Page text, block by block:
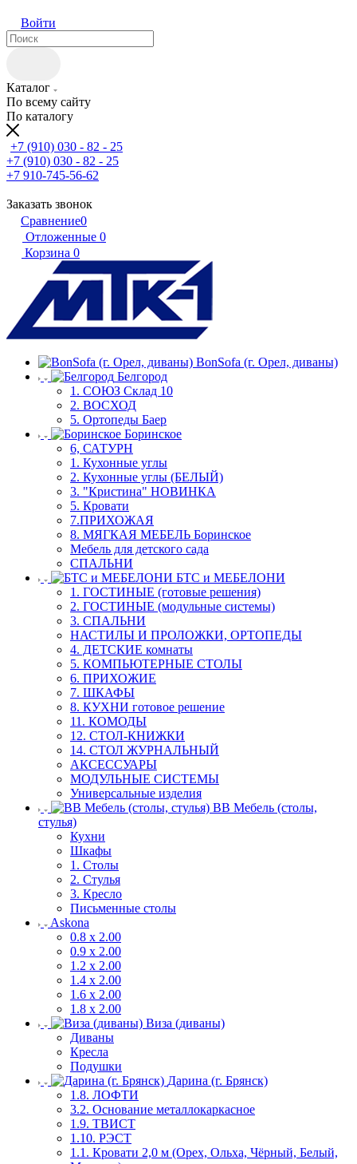
Войти
Каталог
По всему сайту
По каталогу
+7 (910) 030 - 82 - 25
+7 (910) 030 - 82 - 25
+7 910-745-56-62
Заказать звонок
Сравнение0
Отложенные 0
Корзина 0
BonSofa (г. Орел, диваны)
Белгород
1. СОЮЗ Склад 10
2. ВОСХОД
5. Ортопеды Баер
Боринское
6, САТУРН
1. Кухонные углы
2. Кухонные углы (БЕЛЫЙ)
3. "Кристина" НОВИНКА
5. Кровати
7.ПРИХОЖАЯ
8. МЯГКАЯ МЕБЕЛЬ Боринское
Мебель для детского сада
СПАЛЬНИ
БТС и МЕБЕЛОНИ
1. ГОСТИНЫЕ (готовые решения)
2. ГОСТИНЫЕ (модульные системы)
3. СПАЛЬНИ
НАСТИЛЫ И ПРОЛОЖКИ, ОРТОПЕДЫ
4. ДЕТСКИЕ комнаты
5. КОМПЬЮТЕРНЫЕ СТОЛЫ
6. ПРИХОЖИЕ
7. ШКАФЫ
8. КУХНИ готовое решение
11. КОМОДЫ
12. СТОЛ-КНИЖКИ
14. СТОЛ ЖУРНАЛЬНЫЙ
АКСЕССУАРЫ
МОДУЛЬНЫЕ СИСТЕМЫ
Универсальные изделия
ВВ Мебель (столы,
стулья)
Кухни
Шкафы
1. Столы
2. Стулья
3. Кресло
Письменные столы
Askona
0.8 х 2.00
0.9 х 2.00
1.2 х 2.00
1.4 х 2.00
1.6 х 2.00
1.8 х 2.00
Виза (диваны)
Диваны
Кресла
Подушки
Дарина (г. Брянск)
1.8. ЛОФТИ
3.2. Основание металлокаркасное
1.9. ТВИСТ
1.10. РЭСТ
1.1. Кровати 2,0 м (Орех, Ольха, Чёрный, Белый,